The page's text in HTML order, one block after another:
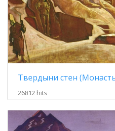
Твердыни стен
26812 hits